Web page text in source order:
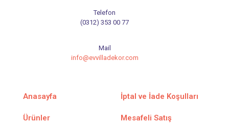
Telefon
(0312) 353 00 77
Mail
info@evvilladekor.com
Anasayfa
Ürünler
İptal ve İade Koşulları
Mesafeli Satış